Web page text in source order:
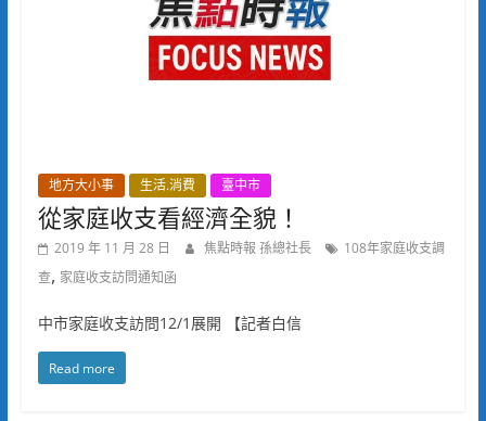
地方大小事 生活.消費 臺中市
從家庭收支看經濟全貌！
2019 年 11 月 28 日 焦點時報 孫總社長
108年家庭收支調
查, 家庭收支訪問通知函
中市家庭收支訪問12/1展開 【記者白信
Read more